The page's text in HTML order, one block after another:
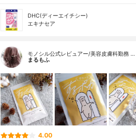
DHC(ディーエイチシー)
エキナセア
モノシル公式レビュアー/美容皮膚科勤務 …
まるもふ
4.00